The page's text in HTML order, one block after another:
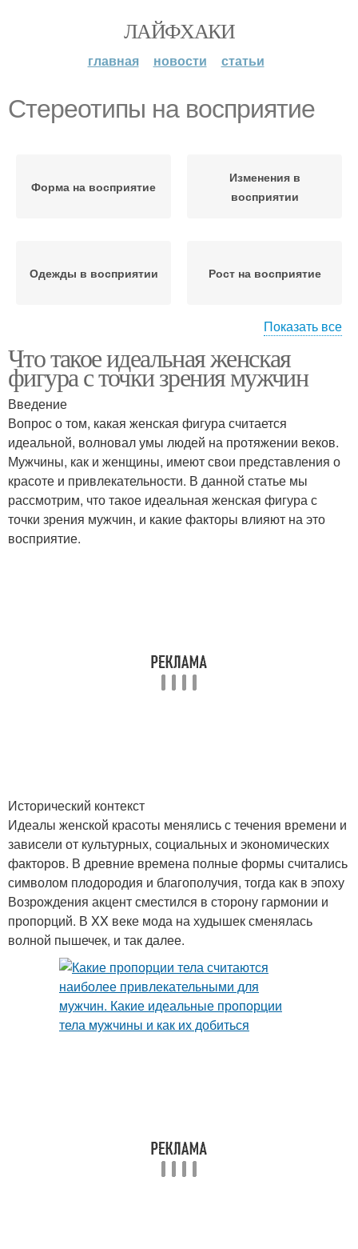
ЛАЙФХАКИ
главная новости статьи
Стереотипы на восприятие
Форма на восприятие
Изменения в
восприятии
Одежды в восприятии Рост на восприятие
стереотипы
Показать все
Что такое идеальная женская
фигура с точки зрения мужчин
Введение
Вопрос о том, какая женская фигура считается
идеальной, волновал умы людей на протяжении веков.
Мужчины, как и женщины, имеют свои представления о
красоте и привлекательности. В данной статье мы
рассмотрим, что такое идеальная женская фигура с
точки зрения мужчин, и какие факторы влияют на это
восприятие.
Исторический контекст
Идеалы женской красоты менялись с течения времени и
зависели от культурных, социальных и экономических
факторов. В древние времена полные формы считались
символом плодородия и благополучия, тогда как в эпоху
Возрождения акцент сместился в сторону гармонии и
пропорций. В XX веке мода на худышек сменялась
волной пышечек, и так далее.